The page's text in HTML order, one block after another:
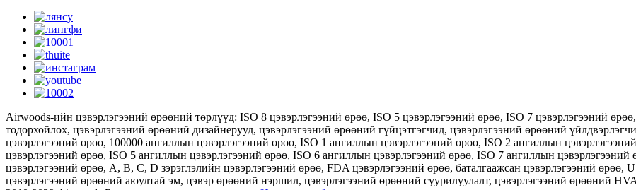
Airwoods-ийн цэвэрлэгээний өрөөний төрлүүд: ISO 8 цэвэрлэгээний өрөө, ISO 5 цэвэрлэгээний өрөө, ISO 7 цэвэрлэгээний
тодорхойлох, цэвэрлэгээний өрөөний дизайнерууд, цэвэрлэгээний өрөөний гүйцэтгэгчид, цэвэрлэгээний өрөөний
цэвэрлэгээний өрөө, 100000 ангиллын цэвэрлэгээний өрөө, ISO 1 ангиллын цэвэрлэгээний өрөө, ISO 2 ангиллын
цэвэрлэгээний өрөө, ISO 5 ангиллын цэвэрлэгээний өрөө, ISO 6 ангиллын цэвэрлэгээний өрөө, ISO 7 ангиллын
цэвэрлэгээний өрөө, А, В, С, D зэрэглэлийн цэвэрлэгээний өрөө, FDA цэвэрлэгээний өрөө, баталгаажсан цэвэрлэгээний өрөө,
цэвэрлэгээний өрөөний аюултай эм, цэвэр өрөөний нэршил, цэвэрлэгээний өрөөний суурилуулалт, цэвэрлэгээний өрөөний